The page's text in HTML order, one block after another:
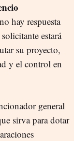
hay respuesta
estará
su proyecto,
y el control en
general
sirva para dotar